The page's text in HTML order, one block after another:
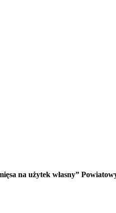
na użytek własny”